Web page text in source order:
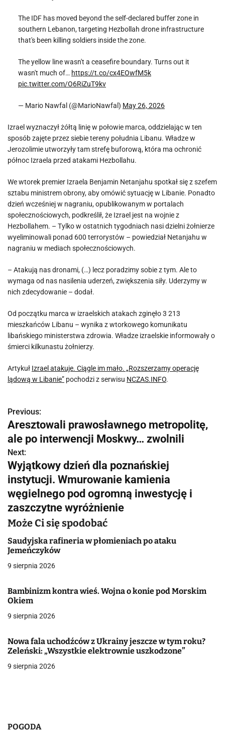
The IDF has moved beyond the self-declared buffer zone in
southern Lebanon, targeting Hezbollah drone infrastructure
that's been killing soldiers inside the zone.
The yellow line wasn't a ceasefire boundary. Turns out it
wasn't much of… https://t.co/cx4EOwfM5k
pic.twitter.com/O6RiZuT9kv
— Mario Nawfal (@MarioNawfal) May 26, 2026
Izrael wyznaczył żółtą linię w połowie marca, oddzielając w ten
sposób zajęte przez siebie tereny południa Libanu. Władze w
Jerozolimie utworzyły tam strefę buforową, która ma ochronić
północ Izraela przed atakami Hezbollahu.
We wtorek premier Izraela Benjamin Netanjahu spotkał się z szefem
sztabu ministrem obrony, aby omówić sytuację w Libanie. Ponadto
dzień wcześniej w nagraniu, opublikowanym w portalach
społecznościowych, podkreślił, że Izrael jest na wojnie z
Hezbollahem. – Tylko w ostatnich tygodniach nasi dzielni żołnierze
wyeliminowali ponad 600 terrorystów – powiedział Netanjahu w
nagraniu w mediach społecznościowych.
– Atakują nas dronami, (…) lecz poradzimy sobie z tym. Ale to
wymaga od nas nasilenia uderzeń, zwiększenia siły. Uderzymy w
nich zdecydowanie – dodał.
Od początku marca w izraelskich atakach zginęło 3 213
mieszkańców Libanu – wynika z wtorkowego komunikatu
libańskiego ministerstwa zdrowia. Władze izraelskie informowały o
śmierci kilkunastu żołnierzy.
Artykuł Izrael atakuje. Ciągle im mało. „Rozszerzamy operację
lądową w Libanie” pochodzi z serwisu NCZAS.INFO.
N
a
w
i
g
a
c
j
a
w
p
s
u
Previous:
Aresztowali prawosławnego metropolitę,
ale po interwencji Moskwy… zwolnili
Next:
Wyjątkowy dzień dla poznańskiej
instytucji. Wmurowanie kamienia
węgielnego pod ogromną inwestycję i
zaszczytne wyróżnienie
Może Ci się spodobać
Saudyjska rafineria w płomieniach po ataku
Jemeńczyków
9 sierpnia 2026
Bambinizm kontra wieś. Wojna o konie pod Morskim
Okiem
9 sierpnia 2026
Nowa fala uchodźców z Ukrainy jeszcze w tym roku?
Zeleński: „Wszystkie elektrownie uszkodzone”
9 sierpnia 2026
POGODA